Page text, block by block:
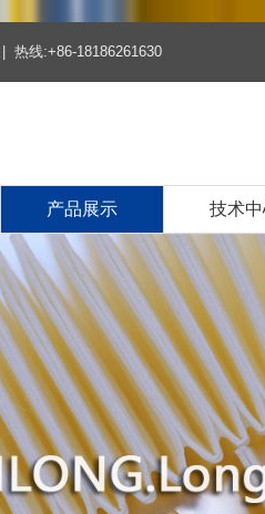
| 热线:+86-18186261630
产品展示
热销产品
空气滤清器系列
空调滤清器系列
燃油柴油滤清器系列
机油滤清器系列
环保燃油滤芯系列
环保机油滤芯系列
燃油滤清器系列
技术